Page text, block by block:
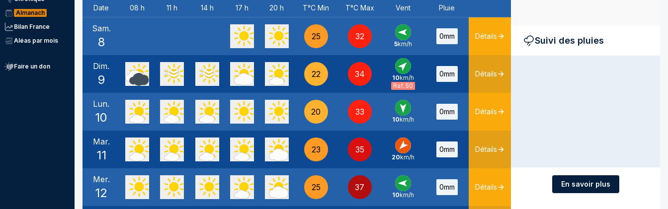
Almanach
Bilan France
Aléas par mois
Faire un don
Date 08 h 11 h 14 h 17 h 20 h T°C Min T°C Max Vent Pluie
Sam.
8 25 32
E -
5km/h
0mm Détails
Dim.
9 22 34
SO -
10km/h
Raf. 50
0mm Détails
Lun.
10 20 33
N -
10km/h
0mm Détails
Mar.
11 23 35
NE -
20km/h
0mm Détails
Mer.
12 25 37
E -
10km/h
0mm Détails
Suivi des pluies
En savoir plus